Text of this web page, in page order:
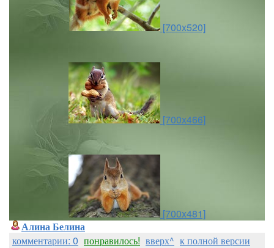
[700x520]
[700x466]
[700x481]
Алина Белина
комментарии: 0 понравилось! вверх^ к полной версии